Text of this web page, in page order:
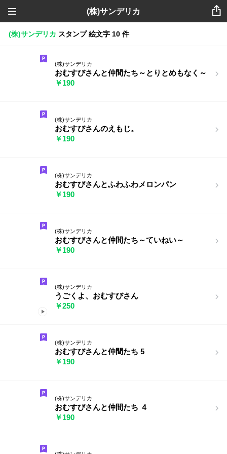
(株)サンデリカ
(株)サンデリカ スタンプ 絵文字 10 件
(株)サンデリカ
おむすびさんと仲間たち～とりとめもなく～
￥190
(株)サンデリカ
おむすびさんのえもじ。
￥190
(株)サンデリカ
おむすびさんとふわふわメロンパン
￥190
(株)サンデリカ
おむすびさんと仲間たち～ていねい～
￥190
(株)サンデリカ
うごくよ、おむすびさん
￥250
(株)サンデリカ
おむすびさんと仲間たち 5
￥190
(株)サンデリカ
おむすびさんと仲間たち ４
￥190